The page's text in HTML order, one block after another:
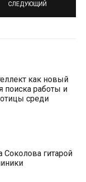
СЛЕДУЮЩИЙ
как новый
поиска работы и
среди
Соколова гитарой